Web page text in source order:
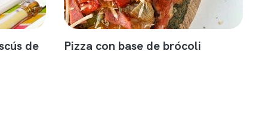
de
Pizza con base de brócoli